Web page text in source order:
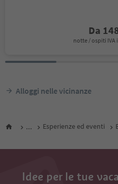
Da
notte / ospiti IVA
Alloggi nelle vicinanze
... Esperienze ed eventi
Idee per le tue